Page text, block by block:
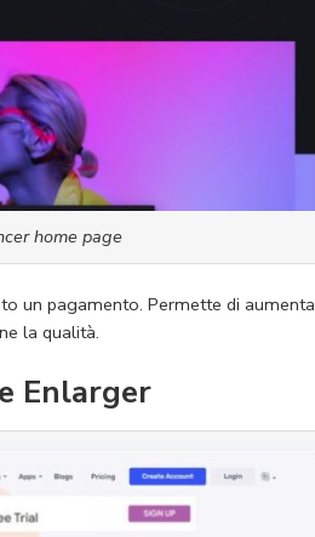
home page
un pagamento. Permette di
la qualità.
Enlarger